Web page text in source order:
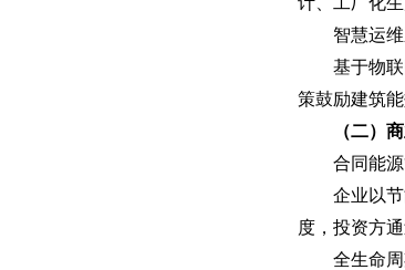
智慧运
基于物
策鼓励建筑
（二）
合同能源
企业以
度，投资方
全生命